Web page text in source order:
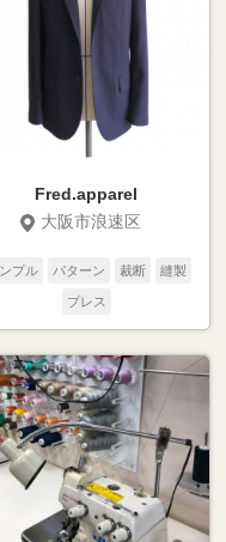
Fred.apparel
大阪市浪速区
プル パターン 裁断 縫製
プレス